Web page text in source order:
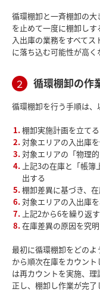
循環棚卸と一斉棚卸の
を止めて一度に棚卸しす
入出庫の業務をすべて
に落ち込む可能性が高く
２ 循環棚卸の作
循環棚卸を行う手順は、
棚卸実施計画を立て
対象エリアの入出庫
対象エリアの「物理
上記3の在庫と「帳
出する
棚卸差異に基づき、
対象エリアの入出庫
上記2から6を繰り返す
在庫差異の原因を究
最初に循環棚卸をどの
から順次在庫をカウン
は再カウントを実施、
正し、棚卸し作業が完了